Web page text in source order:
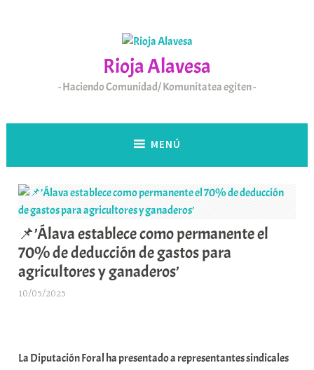
Rioja Alavesa
Haciendo Comunidad/ Komunitatea egiten
MENÚ
📌’Álava establece como permanente el
70% de deducción de gastos para
agricultores y ganaderos’
10/05/2025
a
La Diputación Foral ha presentado a representantes sindicales